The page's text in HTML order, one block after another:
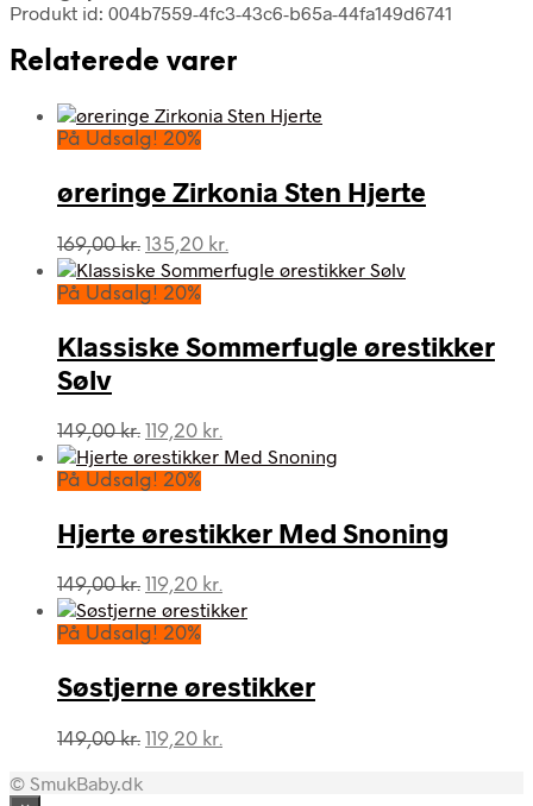
Produkt id: 004b7559-4fc3-43c6-b65a-44fa149d6741
Relaterede varer
På Udsalg! 20%
øreringe Zirkonia Sten Hjerte
169,00kr. Den
oprindelige
pris
169,00 kr..
135,20 kr.
aktuelle
135,20 kr..
På Udsalg! 20%
Klassiske Sommerfugle ørestikker
Sølv
149,00kr. Den
oprindelige
pris
149,00 kr..
119,20 kr.
aktuelle
119,20 kr..
På Udsalg! 20%
Hjerte ørestikker Med Snoning
149,00kr. Den
oprindelige
pris
119,20 kr.
aktuelle
119,20 kr..
På Udsalg! 20%
Søstjerne ørestikker
149,00kr. Den
119,20 kr.
© SmukBaby.dk